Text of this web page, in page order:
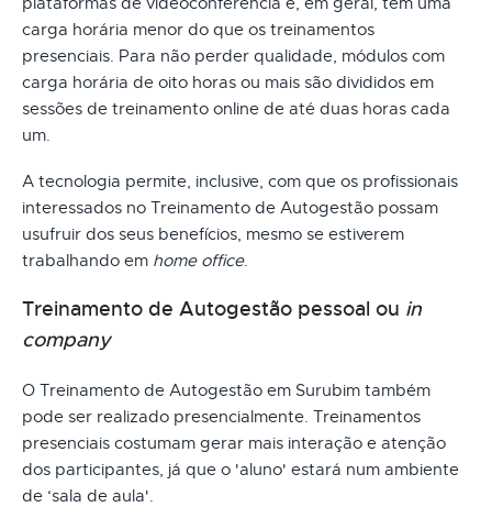
carga horária menor do que os treinamentos
presenciais. Para não perder qualidade, módulos com
carga horária de oito horas ou mais são divididos em
sessões de treinamento online de até duas horas cada
um.
A tecnologia permite, inclusive, com que os profissionais
interessados no Treinamento de Autogestão possam
usufruir dos seus benefícios, mesmo se estiverem
trabalhando em home office.
Treinamento de Autogestão pessoal ou in
company
O Treinamento de Autogestão em Surubim também
pode ser realizado presencialmente. Treinamentos
presenciais costumam gerar mais interação e atenção
dos participantes, já que o 'aluno' estará num ambiente
de ‘sala de aula'.